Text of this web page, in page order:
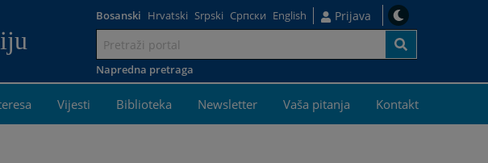
sadržaj
Bosanski Hrvatski Srpski Српски English Prijava
Napredna pretraga
Vijesti Biblioteka Newsletter Vaša pitanja Kontakt